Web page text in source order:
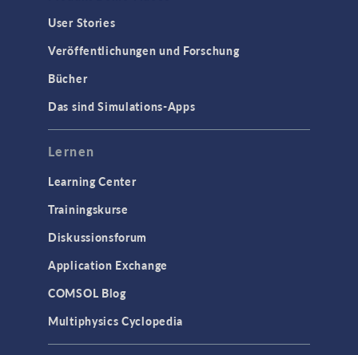
User Stories
Veröffentlichungen und Forschung
Bücher
Das sind Simulations-Apps
Lernen
Learning Center
Trainingskurse
Diskussionsforum
Application Exchange
COMSOL Blog
Multiphysics Cyclopedia